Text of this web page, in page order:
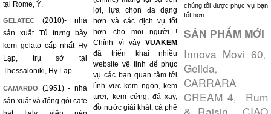
tại Rome, Ý.
GELATEC (2010)- nhà
sản xuất Tủ trưng bày
kem gelato cấp nhất Hy
Lạp, trụ sở tại
Thessaloniki, Hy Lạp.
CAMARDO
(1951) - nhà
sản xuất và đóng gói cafe
lợi, lựa chọn đa dạng
hơn và các dịch vụ tốt
hơn cho mọi người !
Chính vì vậyVUAKEM
đã triển khai nhiều
website vệ tinh để phục
vụ các bạn quan tâm tới
lĩnh vực kem ngon, kem
tươi, kem cứng, đá xay,
đồ nước giải khát, cà phê
chúng tôi được phục vụ bạn
tốt hơn.
SẢN PHẨM MỚI
Innova Movi 60,
Gelida,
CARRARA
CREAM 4, Rum